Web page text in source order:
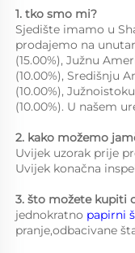
1. tko smo mi?
Sjedište imamo u
prodajemo na
(15.00%), Južnu
(10.00%), Središnju
(10.00%),
(10.00%). U našem
2. kako možemo
Uvijek uzorak prije
Uvijek konačna
3. što možete kupiti
jednokratno papirni